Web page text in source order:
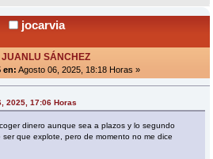
jocarvia
JUANLU SÁNCHEZ
en: Agosto 06, 2025, 18:18 Horas »
2025, 17:06 Horas
dinero aunque sea a plazos y lo segundo
que explote, pero de momento no me dice